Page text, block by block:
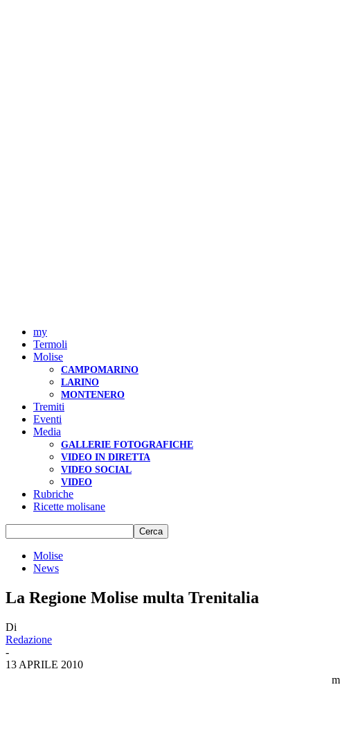
my
Termoli
Molise
CAMPOMARINO
LARINO
MONTENERO
Tremiti
Eventi
Media
GALLERIE FOTOGRAFICHE
VIDEO IN DIRETTA
VIDEO SOCIAL
VIDEO
Rubriche
Ricette molisane
Molise
News
La Regione Molise multa Trenitalia
Di
Redazione
-
13 APRILE 2010